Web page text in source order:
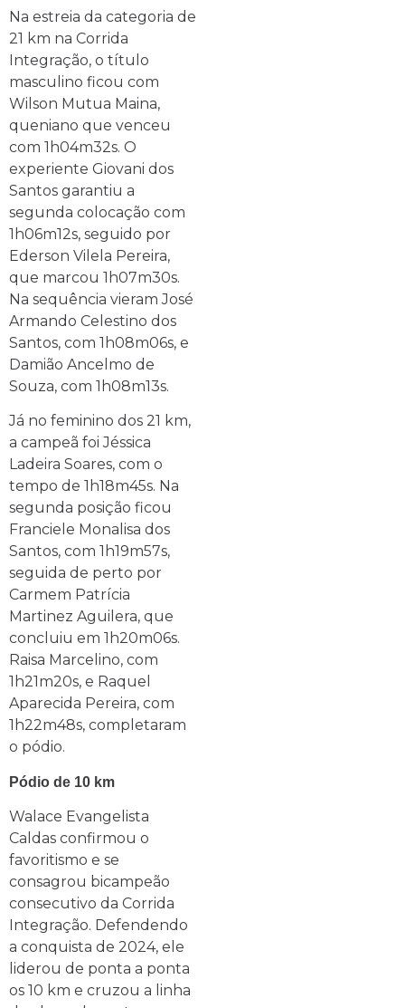
Na estreia da categoria de
21 km na Corrida
Integração, o título
masculino ficou com
Wilson Mutua Maina,
queniano que venceu
com 1h04m32s. O
experiente Giovani dos
Santos garantiu a
segunda colocação com
1h06m12s, seguido por
Ederson Vilela Pereira,
que marcou 1h07m30s.
Na sequência vieram José
Armando Celestino dos
Santos, com 1h08m06s, e
Damião Ancelmo de
Souza, com 1h08m13s.
Já no feminino dos 21 km,
a campeã foi Jéssica
Ladeira Soares, com o
tempo de 1h18m45s. Na
segunda posição ficou
Franciele Monalisa dos
Santos, com 1h19m57s,
seguida de perto por
Carmem Patrícia
Martinez Aguilera, que
concluiu em 1h20m06s.
Raisa Marcelino, com
1h21m20s, e Raquel
Aparecida Pereira, com
1h22m48s, completaram
o pódio.
Pódio de 10 km
Walace Evangelista
Caldas confirmou o
favoritismo e se
consagrou bicampeão
consecutivo da Corrida
Integração. Defendendo
a conquista de 2024, ele
liderou de ponta a ponta
os 10 km e cruzou a linha